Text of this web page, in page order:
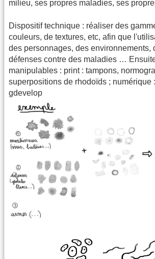
milieu, ses propres maladies, ses
Dispositif technique : réaliser des
couleurs, de textures, etc, afin que
des personnages, des environnements,
défenses contre des maladies …
manipulables : print : tampons,
superpositions de rhodoïds ; numérique
gdevelop